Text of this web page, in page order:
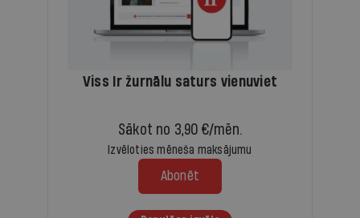
Viss Ir žurnālu saturs vienuviet
Sākot no 3,90 €/mēn.
Izvēloties mēneša maksājumu
Abonēt